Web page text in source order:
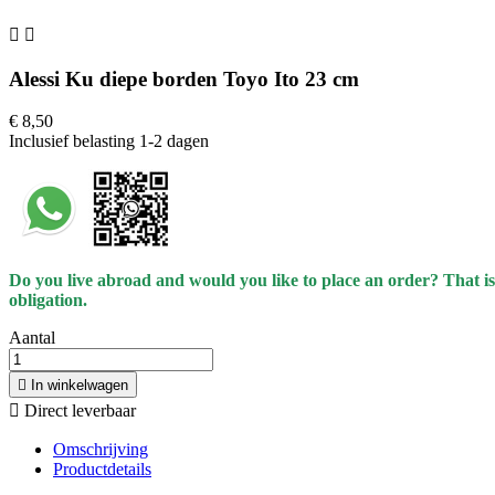
 
Alessi Ku diepe borden Toyo Ito 23 cm
€ 8,50
Inclusief belasting 1-2 dagen
Do you live abroad and would you like to place an order? That
obligation.
Aantal
 In winkelwagen
 Direct leverbaar
Omschrijving
Productdetails